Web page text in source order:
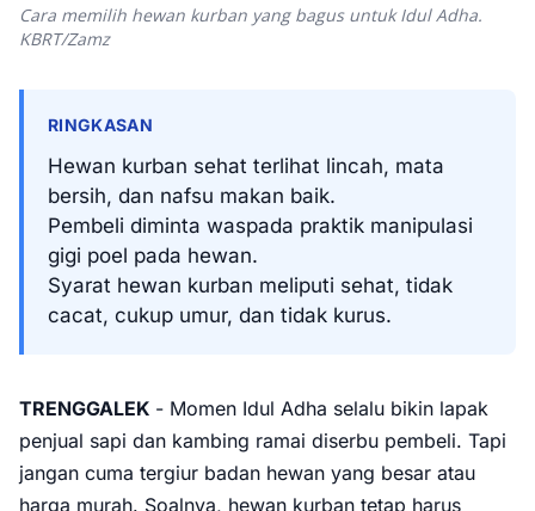
Cara memilih hewan kurban yang bagus untuk Idul Adha.
KBRT/Zamz
RINGKASAN
Hewan kurban sehat terlihat lincah, mata
bersih, dan nafsu makan baik.
Pembeli diminta waspada praktik manipulasi
gigi poel pada hewan.
Syarat hewan kurban meliputi sehat, tidak
cacat, cukup umur, dan tidak kurus.
TRENGGALEK - Momen Idul Adha selalu bikin lapak
penjual sapi dan kambing ramai diserbu pembeli. Tapi
jangan cuma tergiur badan hewan yang besar atau
harga murah. Soalnya, hewan kurban tetap harus